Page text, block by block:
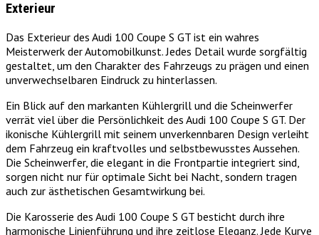
Exterieur
Das Exterieur des Audi 100 Coupe S GT ist ein wahres
Meisterwerk der Automobilkunst. Jedes Detail wurde sorgfältig
gestaltet, um den Charakter des Fahrzeugs zu prägen und einen
unverwechselbaren Eindruck zu hinterlassen.
Ein Blick auf den markanten Kühlergrill und die Scheinwerfer
verrät viel über die Persönlichkeit des Audi 100 Coupe S GT. Der
ikonische Kühlergrill mit seinem unverkennbaren Design verleiht
dem Fahrzeug ein kraftvolles und selbstbewusstes Aussehen.
Die Scheinwerfer, die elegant in die Frontpartie integriert sind,
sorgen nicht nur für optimale Sicht bei Nacht, sondern tragen
auch zur ästhetischen Gesamtwirkung bei.
Die Karosserie des Audi 100 Coupe S GT besticht durch ihre
harmonische Linienführung und ihre zeitlose Eleganz. Jede Kurve